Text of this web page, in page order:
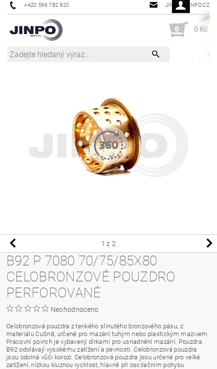
+420 596 782 920 JINPO@JINPO.CZ
0 0 Kč
1 z 2
B92 P 7080 70/75/85X80
CELOBRONZOVÉ POUZDRO
PERFOROVANÉ
Neohodnoceno
Celobronzová pouzdra z tenkého slinutého bronzového pásu, z
materiálu CuSn8, určené pro mazání tuhým nebo plastickým mazivem.
Pracovní povrch je vybavený dírkami pro usnadnění mazání. Pouzdra
B92 odolávají vysokému zatížení a pevnosti .Celobronzová pouzdra
jsou odolná vůči korozi. Celobronzová pouzdra jsou určené pro velké
zatížení, nízkou kluznou rychlost, hlavně při oscilačním pohybu.